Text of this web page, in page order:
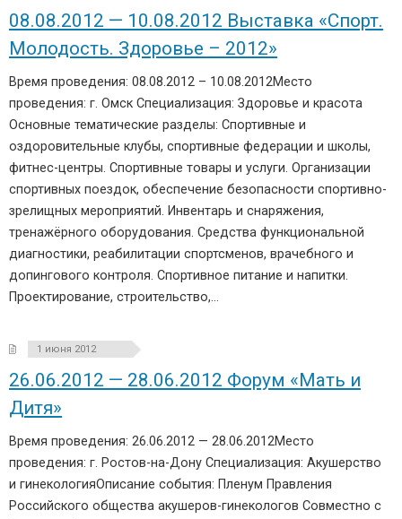
08.08.2012 — 10.08.2012 Выставка «Спорт.
Молодость. Здоровье – 2012»
Время проведения: 08.08.2012 – 10.08.2012Место
проведения: г. Омск Специализация: Здоровье и красота
Основные тематические разделы: Спортивные и
оздоровительные клубы, спортивные федерации и школы,
фитнес-центры. Спортивные товары и услуги. Организации
спортивных поездок, обеспечение безопасности спортивно-
зрелищных мероприятий. Инвентарь и снаряжения,
тренажёрного оборудования. Средства функциональной
диагностики, реабилитации спортсменов, врачебного и
допингового контроля. Спортивное питание и напитки.
Проектирование, строительство,…
1 июня 2012
26.06.2012 — 28.06.2012 Форум «Мать и
Дитя»
Время проведения: 26.06.2012 — 28.06.2012Место
проведения: г. Ростов-на-Дону Специализация: Акушерство
и гинекологияОписание события: Пленум Правления
Российского общества акушеров-гинекологов Совместно с